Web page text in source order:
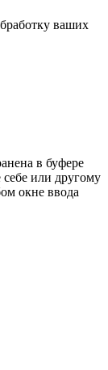
ваших
в буфере
или другому
окне ввода